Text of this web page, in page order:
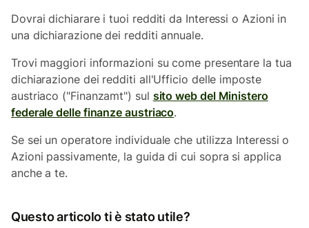
Dovrai dichiarare i tuoi redditi da Interessi o Azioni in
una dichiarazione dei redditi annuale.
Trovi maggiori informazioni su come presentare la tua
dichiarazione dei redditi all'Ufficio delle imposte
austriaco ("Finanzamt") sul sito web del Ministero
federale delle finanze austriaco.
Se sei un operatore individuale che utilizza Interessi o
Azioni passivamente, la guida di cui sopra si applica
anche a te.
Questo articolo ti è stato utile?